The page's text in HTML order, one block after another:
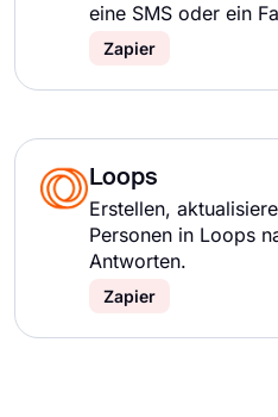
eine SMS oder ein
Zapier
Loops
Erstellen,
Personen in Loops
Antworten.
Zapier